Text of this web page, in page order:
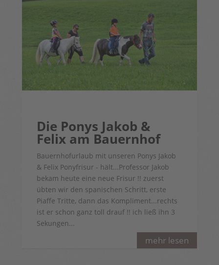
mehr lesen
Die Ponys Jakob &
Felix am Bauernhof
Bauernhofurlaub mit unseren Ponys Jakob
& Felix Ponyfrisur - hält...Professor Jakob
bekam heute eine neue Frisur !! zuerst
übten wir den spanischen Schritt, erste
Piaffe Tritte, dann das Kompliment...rechts
ist er schon ganz toll drauf !! ich ließ ihn 3
Sekungen...